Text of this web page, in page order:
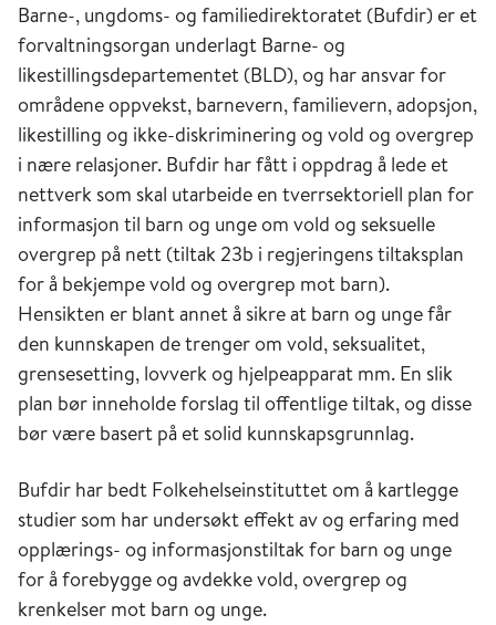
Barne-, ungdoms- og familiedirektoratet (Bufdir) er et
forvaltningsorgan underlagt Barne- og
likestillingsdepartementet (BLD), og har ansvar for
områdene oppvekst, barnevern, familievern, adopsjon,
likestilling og ikke-diskriminering og vold og overgrep
i nære relasjoner. Bufdir har fått i oppdrag å lede et
nettverk som skal utarbeide en tverrsektoriell plan for
informasjon til barn og unge om vold og seksuelle
overgrep på nett (tiltak 23b i regjeringens tiltaksplan
for å bekjempe vold og overgrep mot barn).
Hensikten er blant annet å sikre at barn og unge får
den kunnskapen de trenger om vold, seksualitet,
grensesetting, lovverk og hjelpeapparat mm. En slik
plan bør inneholde forslag til offentlige tiltak, og disse
bør være basert på et solid kunnskapsgrunnlag.
Bufdir har bedt Folkehelseinstituttet om å kartlegge
studier som har undersøkt effekt av og erfaring med
opplærings- og informasjonstiltak for barn og unge
for å forebygge og avdekke vold, overgrep og
krenkelser mot barn og unge.